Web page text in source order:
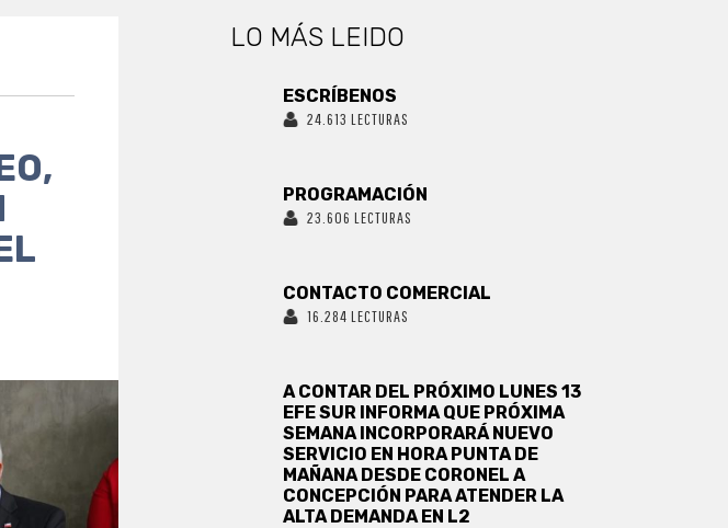
LO MÁS LEIDO
ESCRÍBENOS
24.613 LECTURAS
PROGRAMACIÓN
23.606 LECTURAS
CONTACTO COMERCIAL
16.284 LECTURAS
A CONTAR DEL PRÓXIMO LUNES 13
EFE SUR INFORMA QUE PRÓXIMA
SEMANA INCORPORARÁ NUEVO
SERVICIO EN HORA PUNTA DE
MAÑANA DESDE CORONEL A
CONCEPCIÓN PARA ATENDER LA
ALTA DEMANDA EN L2